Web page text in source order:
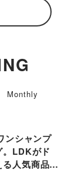
ンシャンプ
。LDKがド
人気商品を
Monthly